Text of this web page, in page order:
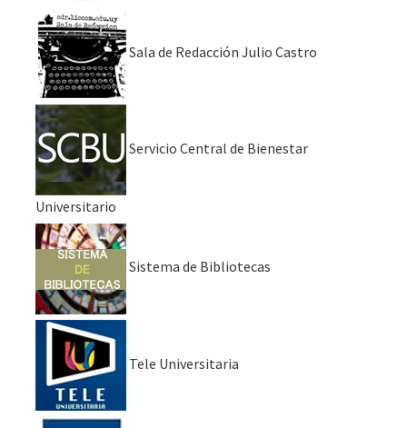
Sala de Redacción Julio Castro
Servicio Central de Bienestar
Universitario
Sistema de Bibliotecas
Tele Universitaria